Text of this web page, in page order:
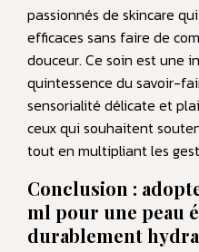
passionnés de skincare
efficaces sans faire de
douceur. Ce soin est une
quintessence du savoir-
sensorialité délicate et
ceux qui souhaitent
tout en multipliant les
Conclusion :
ml pour une peau
durablement